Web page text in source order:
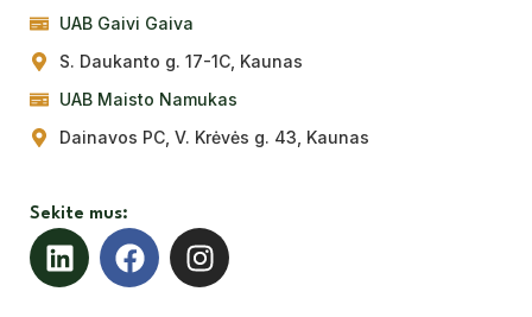
UAB Gaivi Gaiva
S. Daukanto g. 17-1C, Kaunas
UAB Maisto Namukas
Dainavos PC, V. Krėvės g. 43, Kaunas
Sekite mus: